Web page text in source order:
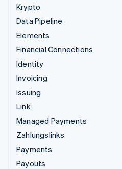
Krypto
Data Pipeline
Elements
Financial Connections
Identity
Invoicing
Issuing
Link
Managed Payments
Zahlungslinks
Payments
Payouts